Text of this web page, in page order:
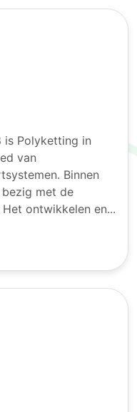
is Polyketting in
van
Binnen
met de
ontwikkelen en...